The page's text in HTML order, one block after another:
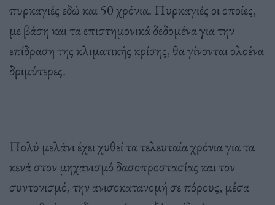
πυρκαγιές εδώ και 50 χρόνια. Πυρκαγιές οι οποίες,
με βάση και τα επιστημονικά δεδομένα για την
επίδραση της κλιματικής κρίσης, θα γίνονται ολοένα
δριμύτερες.
Πολύ μελάνι έχει χυθεί τα τελευταία χρόνια για τα
κενά στον μηχανισμό δασοπροστασίας και τον
συντονισμό, την ανισοκατανομή σε πόρους, μέσα